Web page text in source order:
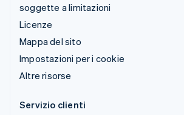
soggette a limitazioni
Licenze
Mappa del sito
Impostazioni per i cookie
Altre risorse
Servizio clienti